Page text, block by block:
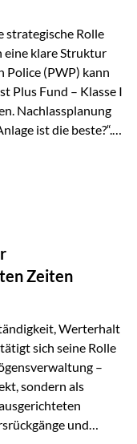
strategische Rolle
eine klare Struktur
(PWP) kann
Plus Fund – Klasse I
Nachlassplanung
ist die beste?“.
Struktur?Und vor
Zeiten
Werterhalt
sich seine Rolle
–
sondern als